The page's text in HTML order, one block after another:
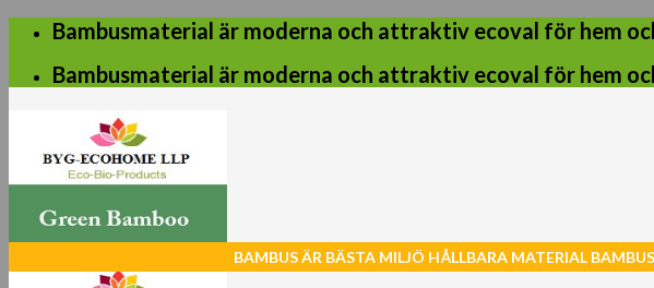
Skip
content
Bambusmaterial är moderna och attraktiv ecoval för hem
Bambusmaterial är moderna och attraktiv ecoval för hem
BAMBUS ÄR BÄSTA MILJÖ HÅLLBARA MATERIAL